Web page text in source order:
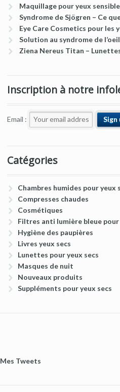
Maquillage pour yeux
Syndrome de Sjögren – Ce
Eye Care Cosmetics pour les
Solution au syndrome de
Ziena Nereus Titan –
Inscription à notre
Email :
Catégories
Chambres humides pour yeux
Compresses chaudes
Cosmétiques
Filtres anti lumière bleue
Hygiène des paupières
Livres yeux secs
Lunettes pour yeux secs
Masques de nuit
Nouveaux produits
Suppléments pour yeux secs
Mes Tweets